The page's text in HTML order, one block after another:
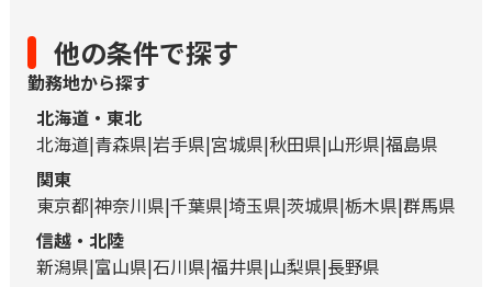
他の条件で探す
勤務地から探す
北海道・東北
北海道 青森県 岩手県 宮城県 秋田県 山形県 福島県
関東
東京都 神奈川県 千葉県 埼玉県 茨城県 栃木県 群馬県
信越・北陸
新潟県 富山県 石川県 福井県 山梨県 長野県